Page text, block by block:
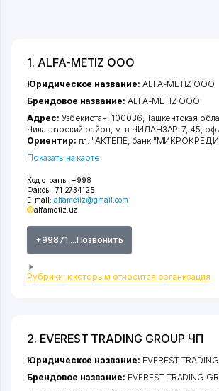
1. ALFA-METIZ ООО
Код страны: +998
Факсы: 71 2734125
E-mail: alfametiz@gmail.com
alfametiz.uz
+99871 ...Позвонить
Рубрики, к которым относится организация
Юридическое название: ALFA-METIZ ООО
Брендовое название: ALFA-METIZ ООО
Адрес: Узбекистан, 100036, Ташкентская
Чиланзарский район, м-в ЧИЛАНЗАР-7, 45,
Ориентир: пл. "АКТЕПЕ, банк
Показать на карте
2. EVEREST TRADING GROUP ЧП
Юридическое название: EVEREST
Брендовое название: EVEREST TRADING